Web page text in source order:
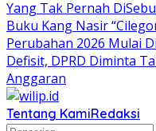
Yang Tak Pernah
Buku Kang Nasir
Perubahan 2026 Mulai
Defisit, DPRD Diminta
Anggaran
Tentang KamiRedaksi